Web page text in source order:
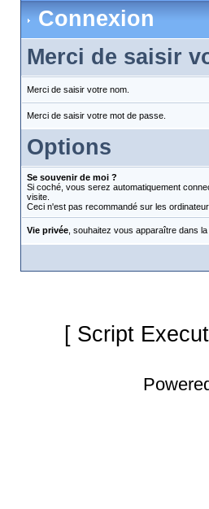
Connexion
Merci de saisir
Merci de saisir votre nom.
Merci de saisir votre mot de passe.
Options
Se souvenir de moi ?
Si coché, vous serez automatiquement
visite.
Ceci n'est pas recommandé sur les
Vie privée, souhaitez vous apparaître dans
[ Script